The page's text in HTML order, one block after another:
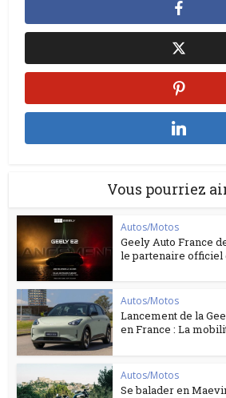
Vous pourriez
Autos/Motos
Geely Auto France
le partenaire officiel
Autos/Motos
Lancement de la
en France : La
Autos/Motos
Se balader en